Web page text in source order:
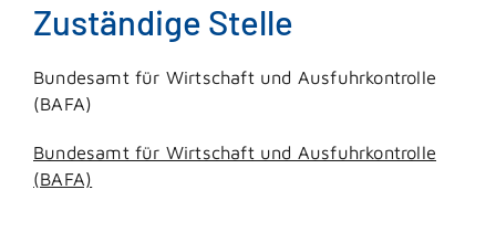
Zuständige Stelle
Bundesamt für Wirtschaft und Ausfuhrkontrolle
(BAFA)
Bundesamt für Wirtschaft und Ausfuhrkontrolle
(BAFA)